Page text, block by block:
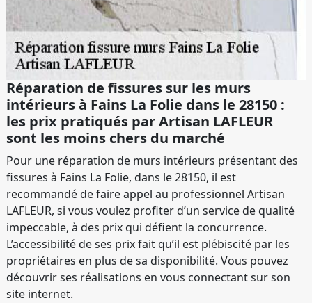
Réparation de fissures sur les murs
intérieurs à Fains La Folie dans le 28150 :
les prix pratiqués par Artisan LAFLEUR
sont les moins chers du marché
Pour une réparation de murs intérieurs présentant des
fissures à Fains La Folie, dans le 28150, il est
recommandé de faire appel au professionnel Artisan
LAFLEUR, si vous voulez profiter d’un service de qualité
impeccable, à des prix qui défient la concurrence.
L’accessibilité de ses prix fait qu’il est plébiscité par les
propriétaires en plus de sa disponibilité. Vous pouvez
découvrir ses réalisations en vous connectant sur son
site internet.